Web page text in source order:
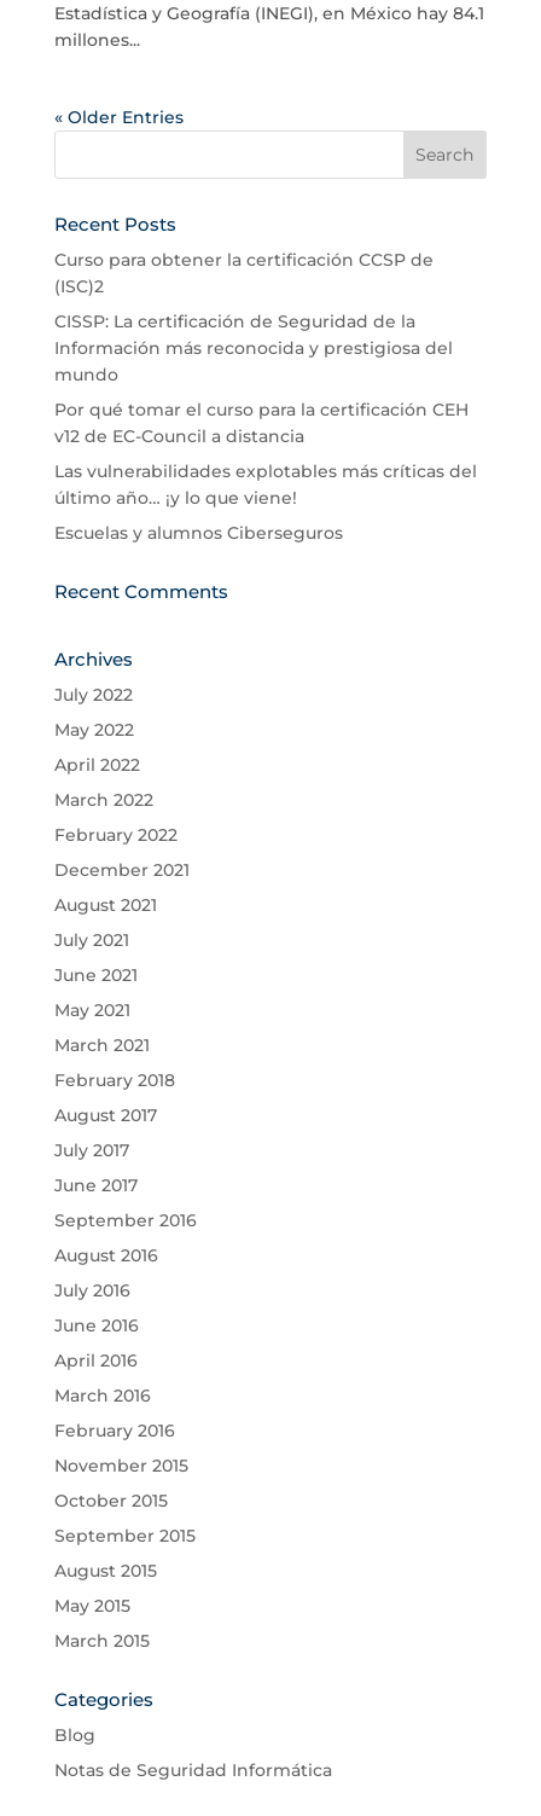
Estadística y Geografía (INEGI), en México hay 84.1
millones...
« Older Entries
Recent Posts
Curso para obtener la certificación CCSP de
(ISC)2
CISSP: La certificación de Seguridad de la
Información más reconocida y prestigiosa del
mundo
Por qué tomar el curso para la certificación CEH
v12 de EC-Council a distancia
Las vulnerabilidades explotables más críticas del
último año… ¡y lo que viene!
Escuelas y alumnos Ciberseguros
Recent Comments
Archives
July 2022
May 2022
April 2022
March 2022
February 2022
December 2021
August 2021
July 2021
June 2021
May 2021
March 2021
February 2018
August 2017
July 2017
June 2017
September 2016
August 2016
July 2016
June 2016
April 2016
March 2016
February 2016
November 2015
October 2015
September 2015
August 2015
May 2015
March 2015
Categories
Blog
Notas de Seguridad Informática